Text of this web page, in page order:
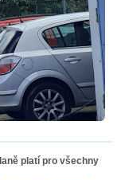
platí pro všechny